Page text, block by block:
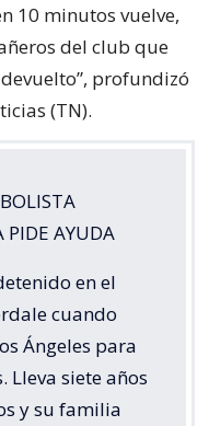
10 minutos vuelve,
del club que
profundizó
(TN).
PIDE AYUDA
en el
cuando
Ángeles para
siete años
y su familia